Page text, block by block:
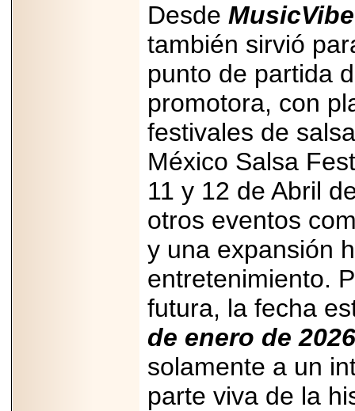
Desde
también sirvió
punto de partida
promotora, con
festivales de
México Salsa
11 y 12 de Abril
otros eventos
y una expansión
entretenimiento.
futura, la fecha
de enero de
solamente a un
parte viva de la